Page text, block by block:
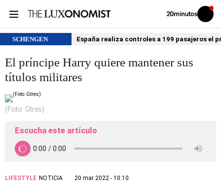
Volver
Iniciar
sesión
SCHENGEN España realiza controles a 199 pasajeros el
El príncipe Harry quiere mantener sus
títulos militares
(Foto: Gtres)
Escucha este artículo
LIFESTYLE NOTICIA
20 mar 2022 - 10:10